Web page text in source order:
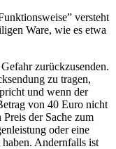
versteht
Ware, wie es etwa
zurückzusenden.
zu tragen,
und wenn der
von 40 Euro nicht
der Sache zum
oder eine
Andernfalls ist